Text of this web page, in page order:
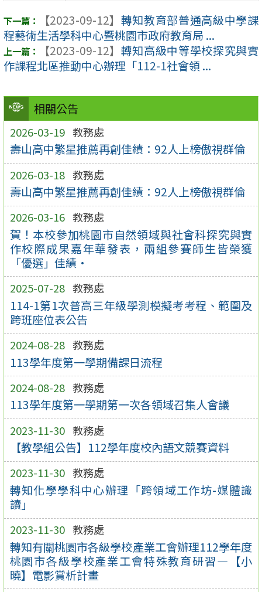
相關公告
2026-03-19 教務處
壽山高中繁星推薦再創佳績：92人上榜傲視群倫
2026-03-18 教務處
壽山高中繁星推薦再創佳績：92人上榜傲視群倫
2026-03-16 教務處
賀！本校參加桃園市自然領域與社會科探究與實
作校際成果嘉年華發表，兩組參賽師生皆榮獲
「優選」佳績·
2025-07-28 教務處
114-1第1次普高三年級學測模擬考考程、範圍及
跨班座位表公告
2024-08-28 教務處
113學年度第一學期備課日流程
2024-08-28 教務處
113學年度第一學期第一次各領域召集人會議
2023-11-30 教務處
【教學組公告】112學年度校內語文競賽資料
2023-11-30 教務處
轉知化學學科中心辦理「跨領域工作坊-媒體識
讀」
2023-11-30 教務處
轉知有關桃園市各級學校產業工會辦理112學年度
桃園市各級學校產業工會特殊教育研習—【小
曉】電影賞析計畫
【2023-09-12】 轉知教育部普通高級中學課
程藝術生活學科中心暨桃園市政府教育局 ...
【2023-09-12】 轉知高級中等學校探究與實
作課程北區推動中心辦理「112-1社會領 ...